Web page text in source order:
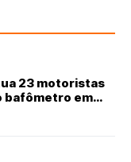
23 motoristas
bafômetro em